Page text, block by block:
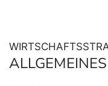
ALLGEMEINES